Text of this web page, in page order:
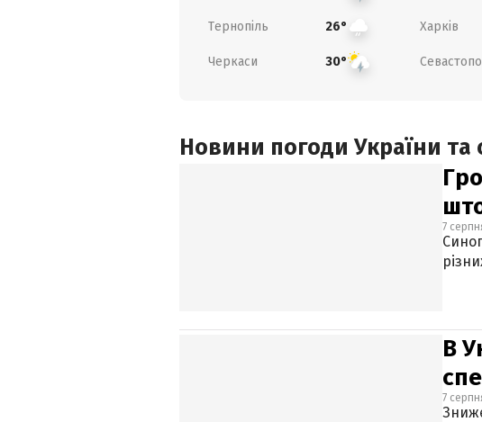
Тернопіль 26° Харків
Черкаси 30°
Новини погоди України та
7
В
7